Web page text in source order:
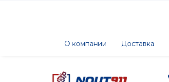
О компании Доставка